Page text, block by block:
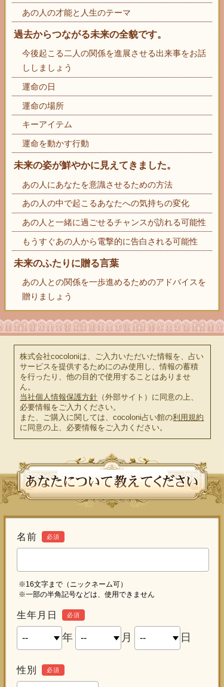
あの人の才能と人生のテーマ
過去からつながる未来の全貌です。
今後起こる二人の関係を進展させる出来事をお話
ししましょう
運命の日
運命の場所
キーアイテム
運命を動かす行動
未来の姿が鮮やかに見えてきました。
あの人にあなたを意識させるための方法
あの人の中で起こるあなたへの気持ちの変化
あの人と一緒に過ごせるチャンスが訪れる可能性
もうすぐあの人から電撃的に告白される可能性
未来のふたりに贈る言葉
あの人との関係を一歩進めるためのアドバイスを
贈りましょう
株式会社cocoloniは、ご入力いただいた情報を、占い
サービスを提供するためにのみ使用し、情報の蓄積
を行ったり、他の目的で使用することはありませ
ん。
当社個人情報保護方針 （外部サイト）に同意の上、
必要情報をご入力ください。
また、ご購入に関しては、cocoloni占い館の利用規約
に同意の上、必要情報をご入力ください。
名前 必須
※16文字まで（ニックネーム可）
※一部の半角記号などは、使用できません
生年月日 必須
年 月 日
性別 必須